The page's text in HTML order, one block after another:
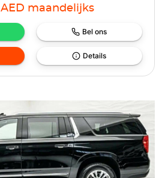
AED maandelijks
Bel ons
Details